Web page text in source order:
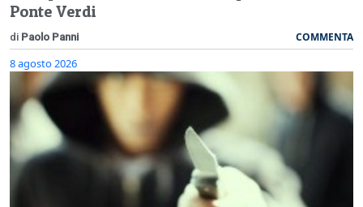
Ponte Verdi
di Paolo Panni COMMENTA
8 agosto 2026